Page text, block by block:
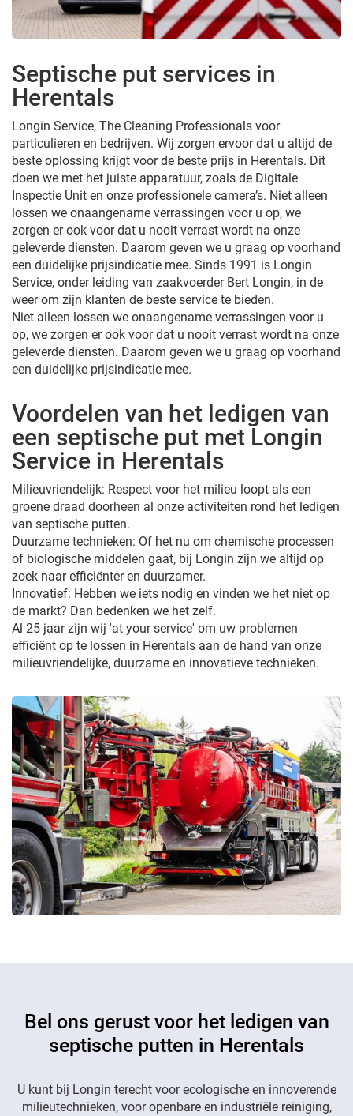
Septische put services in
Herentals
Longin Service, The Cleaning Professionals voor
particulieren en bedrijven. Wij zorgen ervoor dat u altijd de
beste oplossing krijgt voor de beste prijs in Herentals. Dit
doen we met het juiste apparatuur, zoals de Digitale
Inspectie Unit en onze professionele camera’s. Niet alleen
lossen we onaangename verrassingen voor u op, we
zorgen er ook voor dat u nooit verrast wordt na onze
geleverde diensten. Daarom geven we u graag op voorhand
een duidelijke prijsindicatie mee. Sinds 1991 is Longin
Service, onder leiding van zaakvoerder Bert Longin, in de
weer om zijn klanten de beste service te bieden.
Niet alleen lossen we onaangename verrassingen voor u
op, we zorgen er ook voor dat u nooit verrast wordt na onze
geleverde diensten. Daarom geven we u graag op voorhand
een duidelijke prijsindicatie mee.
Voordelen van het ledigen van
een septische put met Longin
Service in Herentals
Milieuvriendelijk: Respect voor het milieu loopt als een
groene draad doorheen al onze activiteiten rond het ledigen
van septische putten.
Duurzame technieken: Of het nu om chemische processen
of biologische middelen gaat, bij Longin zijn we altijd op
zoek naar efficiënter en duurzamer.
Innovatief: Hebben we iets nodig en vinden we het niet op
de markt? Dan bedenken we het zelf.
Al 25 jaar zijn wij 'at your service' om uw problemen
efficiënt op te lossen in Herentals aan de hand van onze
milieuvriendelijke, duurzame en innovatieve technieken.
Bel ons gerust voor het ledigen van
septische putten in Herentals
U kunt bij Longin terecht voor ecologische en innoverende
milieutechnieken, voor openbare en industriële reiniging,